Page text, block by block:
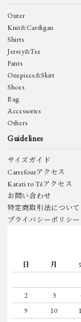
Outer
Knit&Cardigan
Shirts
Jersey&Tee
Pants
Onepiece&Skirt
Shoes
Bag
Accessories
Others
Guidelines
サイズガイド
Carrefourアクセス
Katati to Tèアクセス
お問い合わせ
特定商取引法について
プライバシーポリシー
日 月
2
3
9
10